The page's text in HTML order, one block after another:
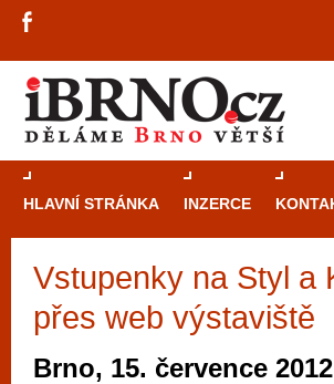
HLAVNÍ STRÁNKA INZERCE
Vstupenky na Styl a
přes web výstaviště
Brno, 15. července 2012